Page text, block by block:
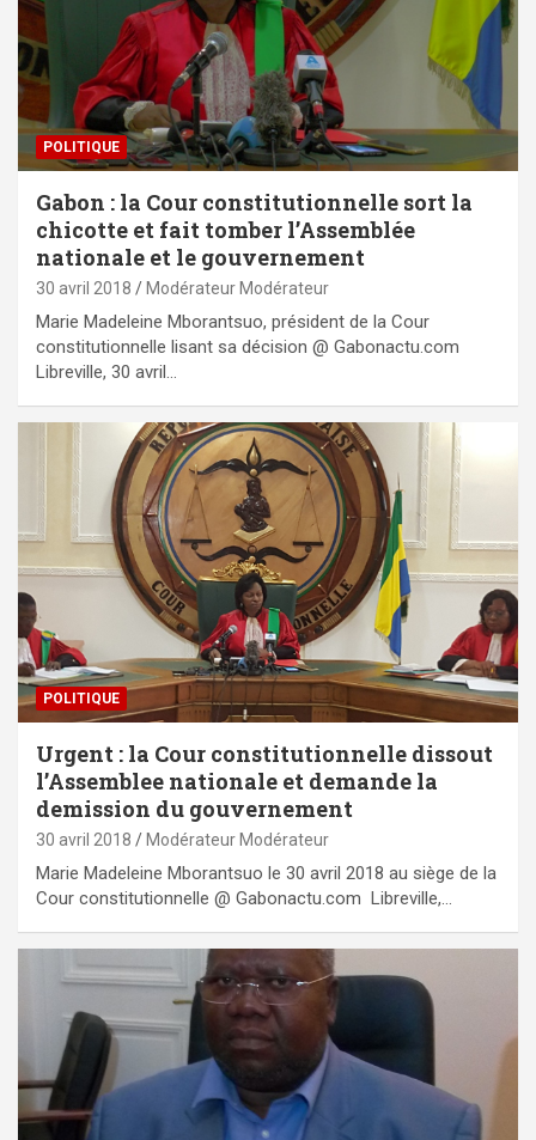
POLITIQUE
Gabon : la Cour constitutionnelle sort la
chicotte et fait tomber l’Assemblée
nationale et le gouvernement
30 avril 2018 Modérateur Modérateur
Marie Madeleine Mborantsuo, président de la Cour
constitutionnelle lisant sa décision @ Gabonactu.com
Libreville, 30 avril…
POLITIQUE
Urgent : la Cour constitutionnelle dissout
l’Assemblee nationale et demande la
demission du gouvernement
30 avril 2018 Modérateur Modérateur
Marie Madeleine Mborantsuo le 30 avril 2018 au siège de la
Cour constitutionnelle @ Gabonactu.com Libreville,…